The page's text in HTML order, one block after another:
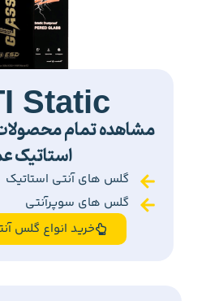
Static
مشاهده تمام
استاتیک
گلس های آنتی استاتیک
گلس های سوپرآنتی
خرید انواع گلس